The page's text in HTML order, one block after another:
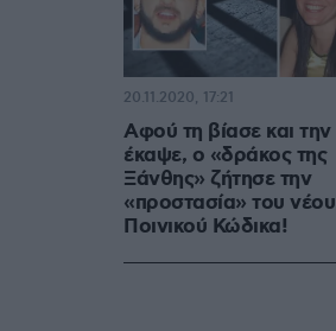
Αφού τη βίασε και την
έκαψε, ο «δράκος της
Ξάνθης» ζήτησε την
«προστασία» του νέου
Ποινικού Κώδικα!
20.11.2020, 17:21